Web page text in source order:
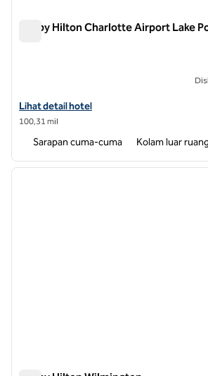
Tru by Hilton Charlotte Airport Lake
Lihat detail hotel untuk Tru by Hilton
Lihat detail hotel
100,31 mil
Sarapan cuma-cuma Kolam luar
1 dari 12